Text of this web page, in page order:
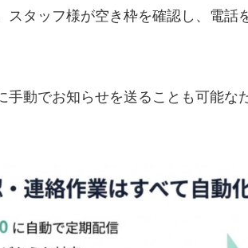
スタッフ様が空き枠を確認し、電話
手動でお知らせを送ることも可能な